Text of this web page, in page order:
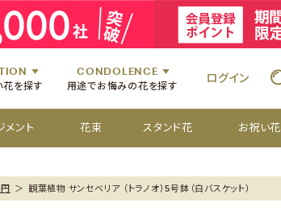
を探す
見舞いのお花
・展覧会のお花
CONDOLENCE
用途でお悔みの花を探す
九日のお供え花
日のお供え花
お彼岸のお供え花
供花[通夜・葬儀・告別式]
ログイン
メント 花束 スタンド花 お祝い花
＞ 観葉植物 サンセベリア （トラノオ）5号鉢（白バスケット）